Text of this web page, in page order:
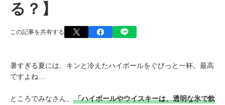
る？】
この記事を共有する
暑すぎる夏には、キンと冷えたハイボールをぐびっと一杯。最高
ですよね…
ところでみなさん、
「ハイボールやウイスキーは、透明な氷で飲